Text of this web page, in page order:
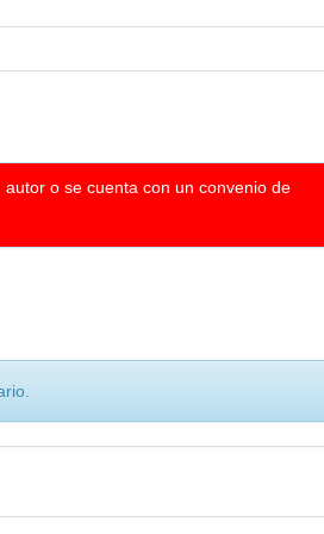
o se cuenta con un convenio de